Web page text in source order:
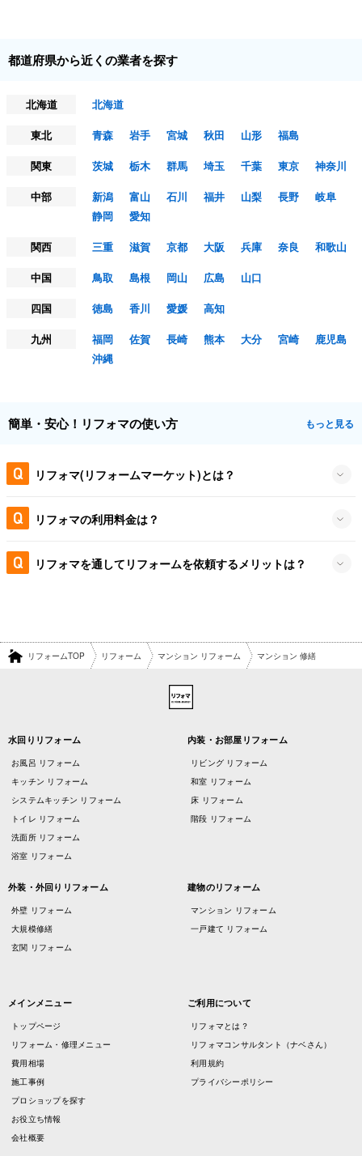
都道府県から近くの業者を探す
北海道
北海道
東北
青森 岩手 宮城 秋田 山形
福島
関東
茨城 栃木 群馬 埼玉 千葉 東京
神奈川
中部
新潟 富山 石川 福井 山梨 長野
岐阜
静岡
愛知
関西
三重 滋賀 京都 大阪 兵庫 奈良
和歌山
中国
鳥取 島根 岡山 広島
山口
四国
徳島 香川 愛媛
高知
九州
福岡 佐賀 長崎 熊本 大分 宮崎
鹿児島
沖縄
簡単・安心！リフォマの使い方 もっと見る
リフォマ(リフォームマーケット)とは？
リフォマの利用料金は？
リフォマを通してリフォームを依頼するメリットは？
リフォームTOP リフォーム マンション リフォーム マンション 修繕
水回りリフォーム
お風呂 リフォーム
キッチン リフォーム
システムキッチン リフォーム
トイレ リフォーム
洗面所 リフォーム
浴室 リフォーム
内装・お部屋リフォーム
リビング リフォーム
和室 リフォーム
床 リフォーム
階段 リフォーム
外装・外回りリフォーム
外壁 リフォーム
大規模修繕
玄関 リフォーム
建物のリフォーム
マンション リフォーム
一戸建て リフォーム
メインメニュー
トップページ
リフォーム・修理メニュー
費用相場
施工事例
プロショップを探す
お役立ち情報
会社概要
ご利用について
リフォマとは？
リフォマコンサルタント（ナベさん）
利用規約
プライバシーポリシー